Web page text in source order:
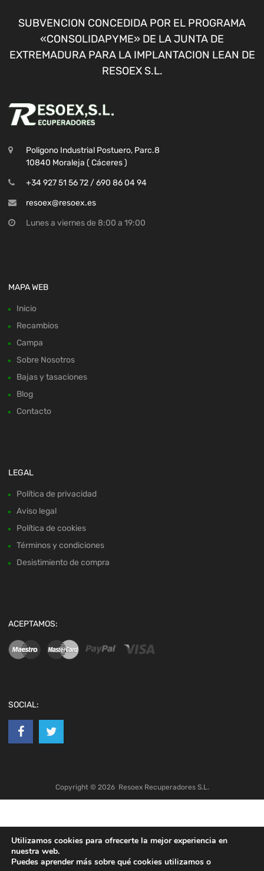
SUBVENCION CONCEDIDA POR EL PROGRAMA
«CONSOLIDAPYME» DE LA JUNTA DE
EXTREMADURA PARA LA IMPLANTACION LEAN DE
RESOEX S.L.
Poligono Industrial Postuero, Parc.8
10840 Moraleja ( Cáceres )
+34 927 51 56 72 / 690 86 04 94
resoex@resoex.es
Lunes a viernes de 8:00 a 19:00
MAPA WEB
Inicio
Recambios
Campa
Sobre Nosotros
Bajas y tasaciones
Blog
Contacto
LEGAL
Política de privacidad
Aviso legal
Política de cookies
Términos y condiciones
Desistimiento de compra
ACEPTAMOS:
SOCIAL:
Copyright © 2026 Resoex Recuperadores S.L.
Utilizamos cookies para ofrecerte la mejor experiencia en
nuestra web.
Puedes aprender más sobre qué cookies utilizamos o